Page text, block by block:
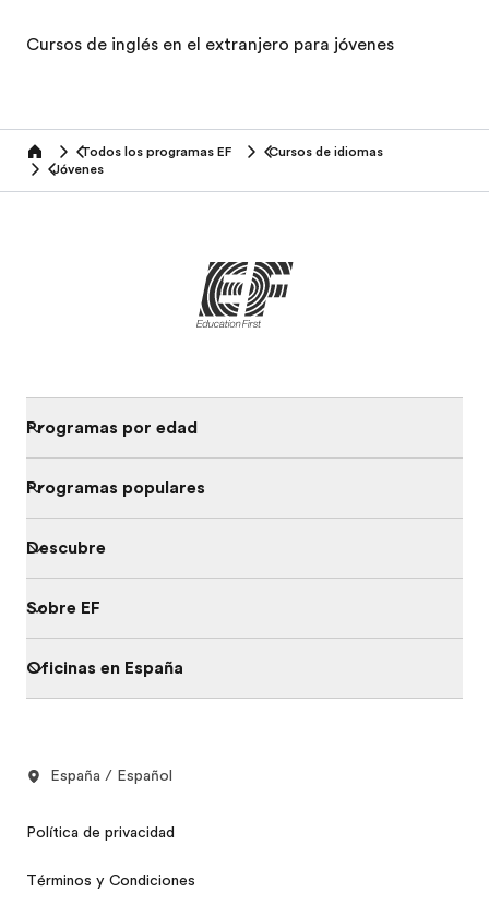
Cursos de inglés en el extranjero para jóvenes
home Todos los programas EF
Cursos de idiomas
Jóvenes
Programas por edad
Programas populares
Descubre
Sobre EF
Oficinas en España
España / Español
Política de privacidad
Términos y Condiciones